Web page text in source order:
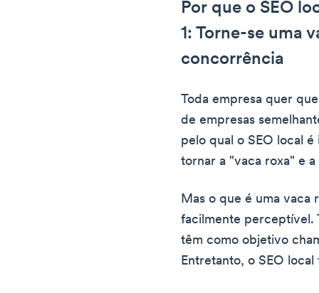
Por que o SEO
1: Torne-se uma
concorrência
Toda empresa quer
de empresas
pelo qual o SEO local
tornar a "vaca roxa" e
Mas o que é uma vaca
facilmente perceptível.
têm como objetivo
Entretanto, o SEO